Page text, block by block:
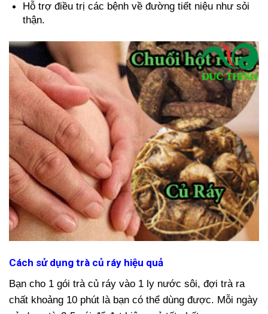
Hỗ trợ điều trị các bệnh về đường tiết niệu như sỏi
thận.
Cách sử dụng trà củ ráy hiệu quả
Bạn cho 1 gói trà củ ráy vào 1 ly nước sôi, đợi trà ra
chất khoảng 10 phút là bạn có thể dùng được. Mỗi ngày